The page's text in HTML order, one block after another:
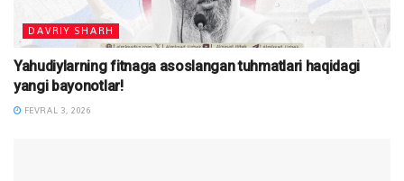
DAVRIY SHARH
Yahudiylarning fitnaga asoslangan tuhmatlari haqidagi
yangi bayonotlar!
FEVRAL 3, 2026